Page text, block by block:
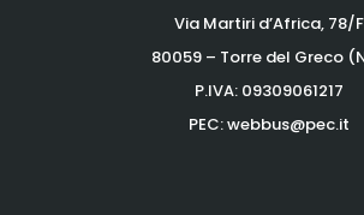
Via Martiri d’Africa, 78/F
80059 – Torre del Greco
P.IVA: 09309061217
PEC: webbus@pec.it